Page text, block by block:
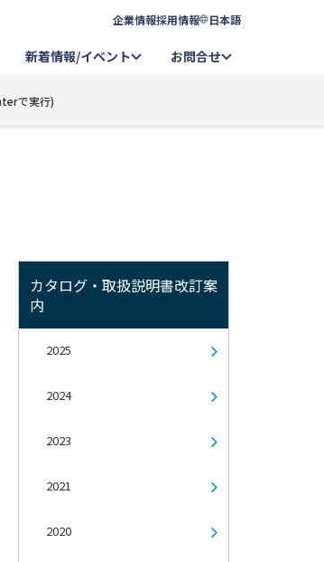
企業情報採用情報 日本語
新着情報/イベント お問合せ
で実行)
カタログ・取扱説明書改訂案
内
2025
2024
2023
2021
2020